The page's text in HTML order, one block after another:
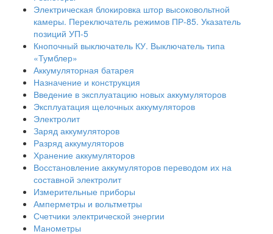
Электрическая блокировка штор высоковольтной
камеры. Переключатель режимов ПР-85. Указатель
позиций УП-5
Кнопочный выключатель КУ. Выключатель типа
«Тумблер»
Аккумуляторная батарея
Назначение и конструкция
Введение в эксплуатацию новых аккумуляторов
Эксплуатация щелочных аккумуляторов
Электролит
Заряд аккумуляторов
Разряд аккумуляторов
Хранение аккумуляторов
Восстановление аккумуляторов переводом их на
составной электролит
Измерительные приборы
Амперметры и вольтметры
Счетчики электрической энергии
Манометры